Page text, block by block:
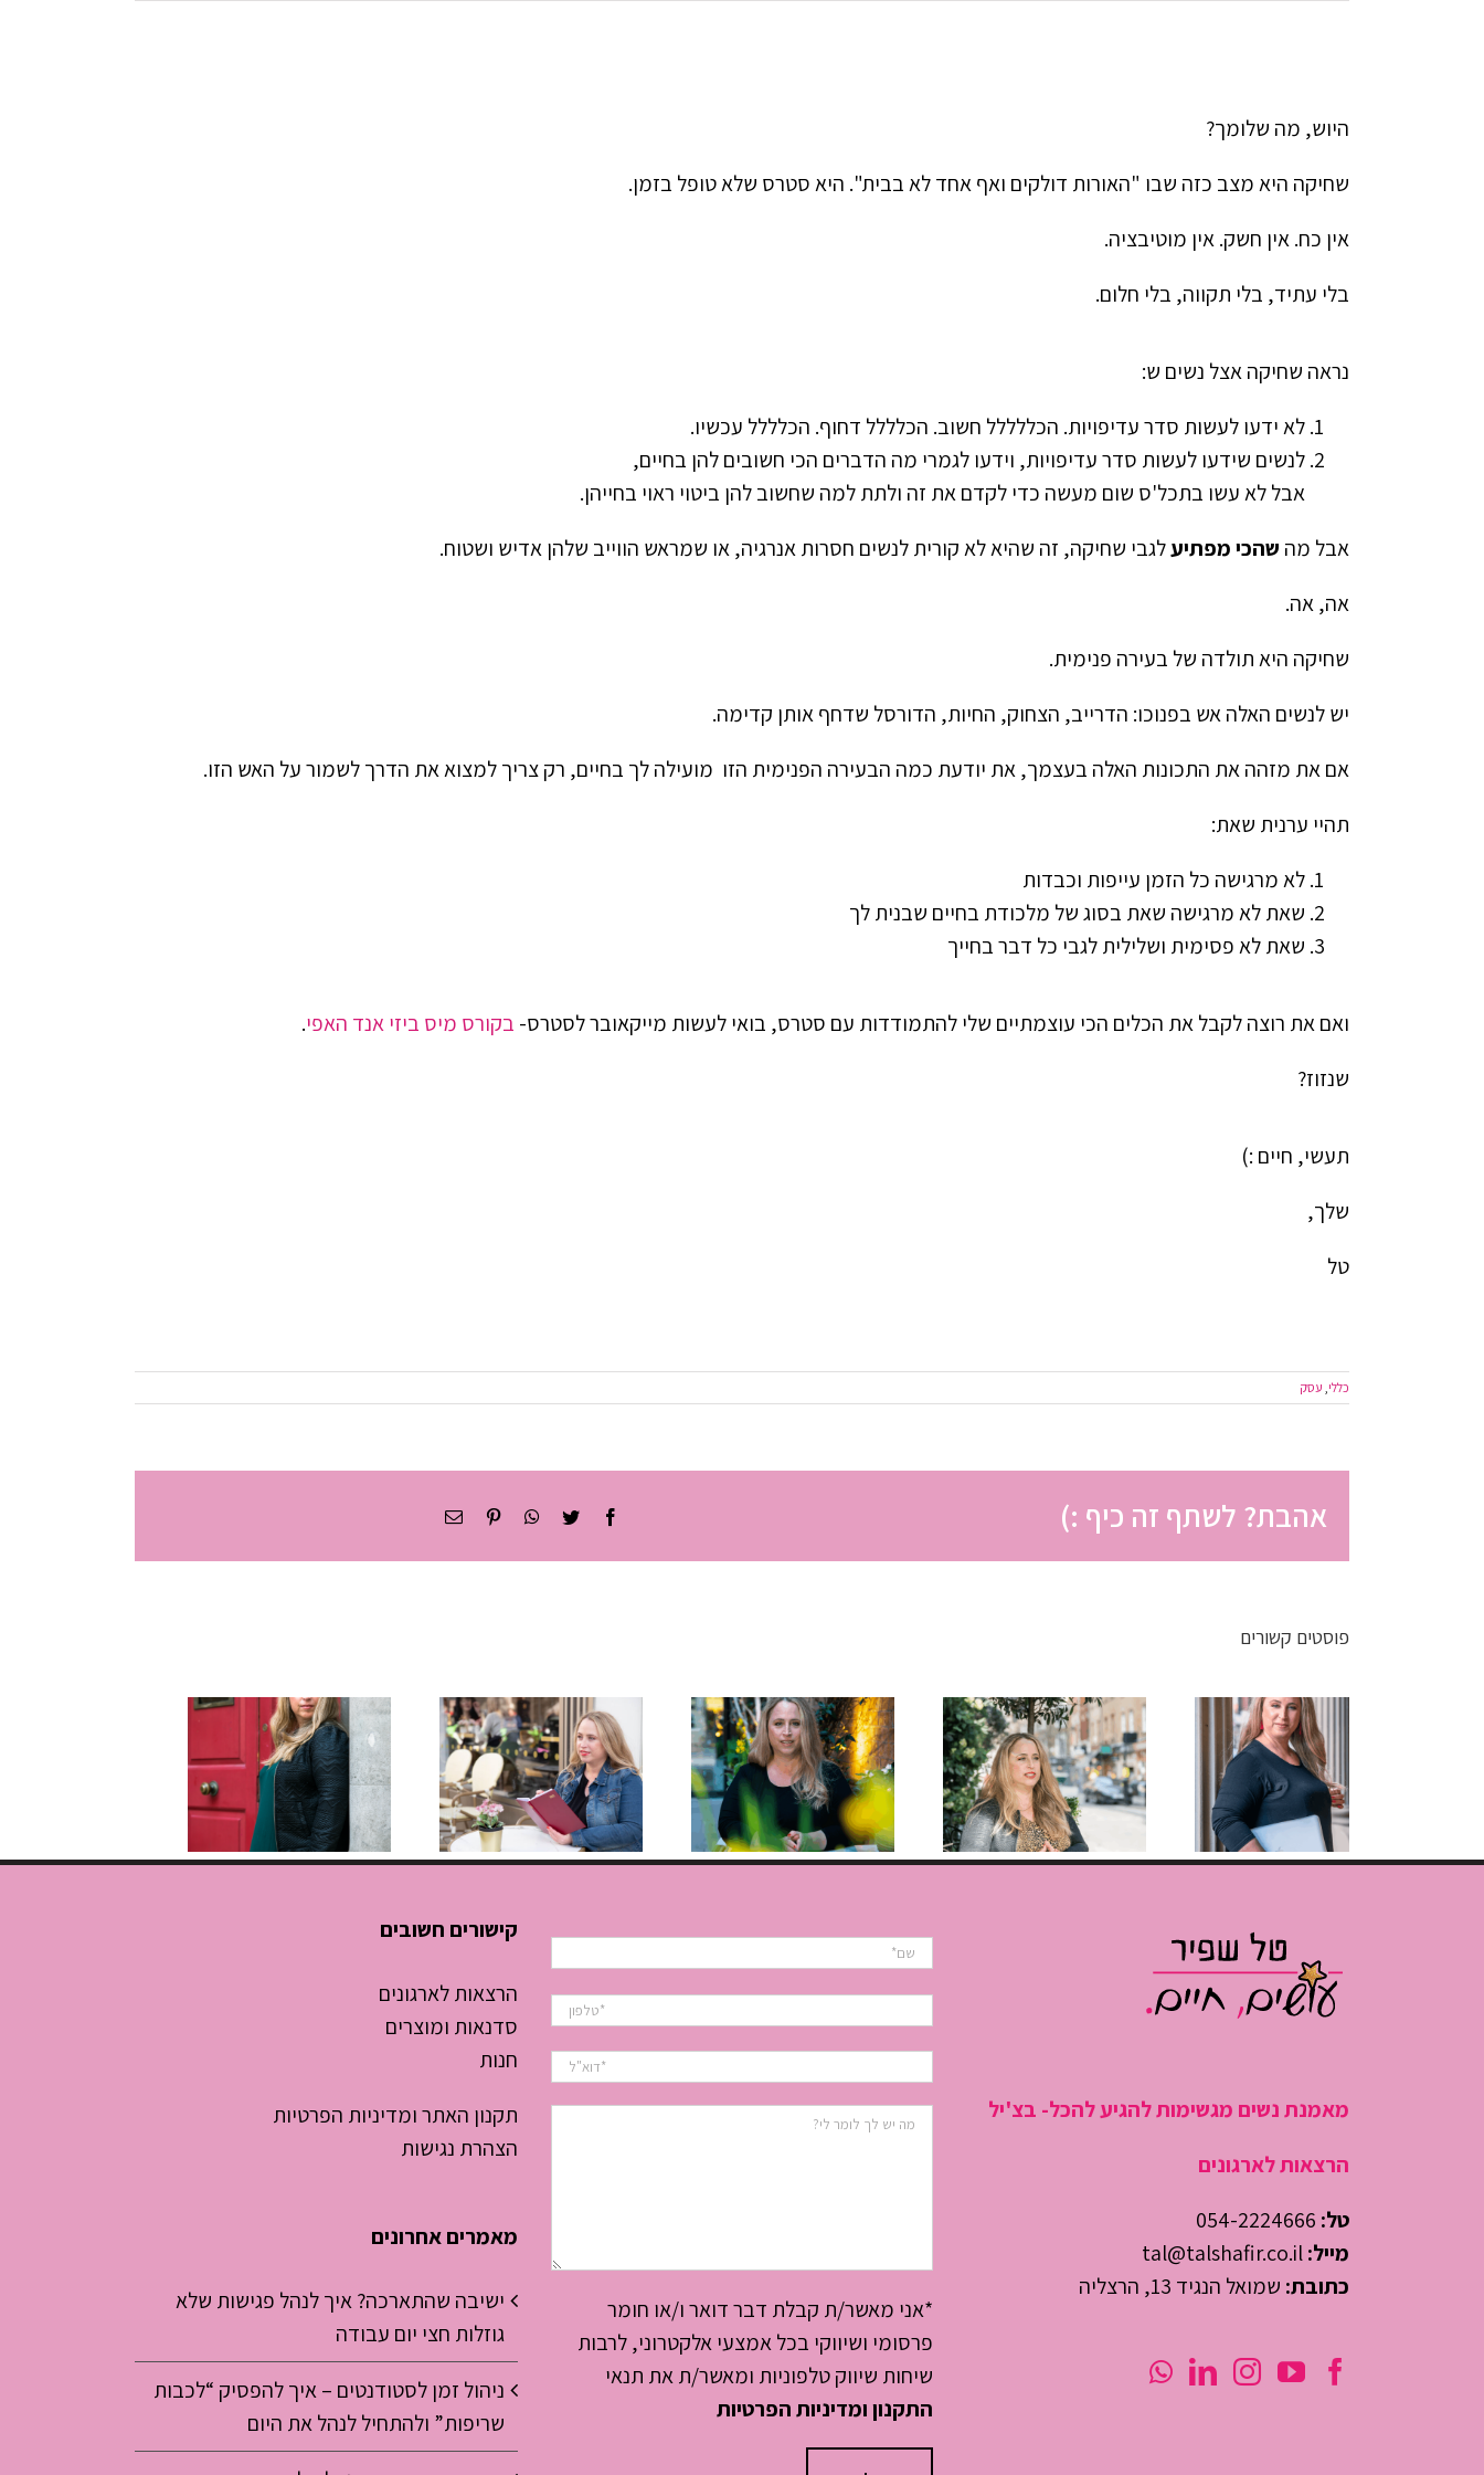
היוש, מה שלומך?
שחיקה היא מצב כזה שבו "האורות דולקים ואף אחד לא בבית". היא סטרס שלא טופל בזמן.
אין כח. אין חשק. אין מוטיבציה.
בלי עתיד, בלי תקווה, בלי חלום.
נראה שחיקה אצל נשים ש:
לא ידעו לעשות סדר עדיפויות. הכללללל חשוב. הכלללל דחוף. הכלללל עכשיו.
לנשים שידעו לעשות סדר עדיפויות, וידעו לגמרי מה הדברים הכי חשובים להן בחיים,
אבל לא עשו בתכל'ס שום מעשה כדי לקדם את זה ולתת למה שחשוב להן ביטוי ראוי בחייהן.
אבל מה שהכי מפתיעלגבי שחיקה, זה שהיא לא קורית לנשים חסרות אנרגיה, או שמראש הווייב שלהן אדיש ושטוח.
אה, אה.
שחיקה היא תולדה של בעירה פנימית.
יש לנשים האלה אש בפנוכו: הדרייב, הצחוק, החיות, הדורסל שדחף אותן קדימה.
אם את מזהה את התכונות האלה בעצמך, את יודעת כמה הבעירה הפנימית הזו מועילה לך בחיים, רק צריך למצוא את הדרך לשמור על האש הזו.
תהיי ערנית שאת:
לא מרגישה כל הזמן עייפות וכבדות
שאת לא מרגישה שאת בסוג של מלכודת בחיים שבנית לך
שאת לא פסימית ושלילית לגבי כל דבר בחייך
ואם את רוצה לקבל את הכלים הכי עוצמתיים שלי להתמודדות עם סטרס, בואי לעשות מייקאובר לסטרס- בקורס מיס ביזי אנד האפי.
שנזוז?
תעשי, חיים :)
שלך,
טל
כללי, עסק
אהבת? לשתף זה כיף :) Facebook
Twitter
WhatsApp
Pinterestכתובת
פוסטים קשורים
שהתארכה?
איך לנהל
פגישות שלא
גוזלות חצי
איך להפסיק
“לכבות
שריפות”
ולהתחיל
לנהל את
היום
השפה
הסודית
שמנהלת לך
את העסק
פחות אשמה,
יותר חופש:
הגישה
החדשה
פחות
לקוחות, יותר
עוצמה:
הזדמנות
מאמנת נשים מגשימות להגיע להכל- בצ'יל
הרצאות לארגונים
טל: 054-2224666
מייל:tal@talshafir.co.il
כתובת: שמואל הנגיד 13, הרצליה
*אני מאשר/ת קבלת דבר דואר ו/או חומר
פרסומי ושיווקי בכל אמצעי אלקטרוני, לרבות
שיחות שיווק טלפוניות ומאשר/ת את תנאי
התקנון ומדיניות הפרטיות
קישורים חשובים
הרצאות לארגונים
סדנאות ומוצרים
חנות
תקנון האתר ומדיניות הפרטיות
הצהרת נגישות
מאמרים אחרונים
ישיבה שהתארכה? איך לנהל פגישות שלא
גוזלות חצי יום עבודה
ניהול זמן לסטודנטים – איך להפסיק “לכבות
שריפות” ולהתחיל לנהל את היום